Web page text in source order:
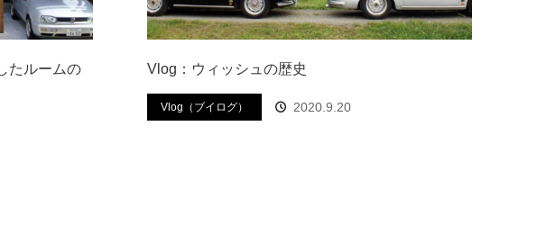
たルームの
Vlog：ウィッシュの歴史
Vlog（ブイログ） 2020.9.20